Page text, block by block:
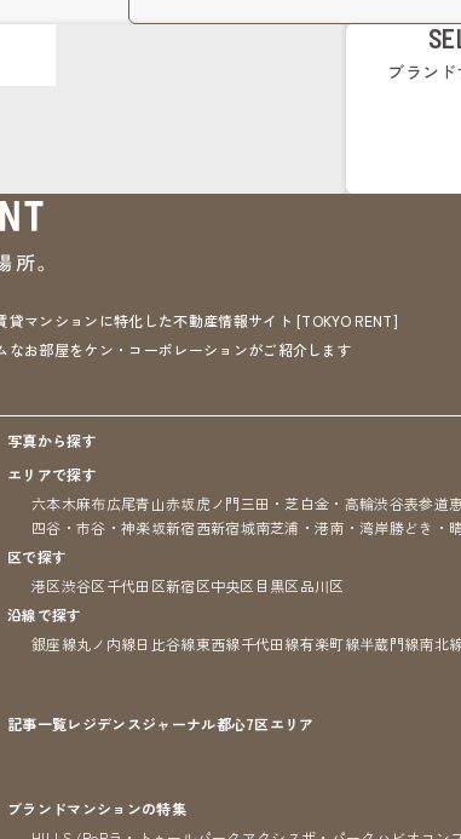
ブラン
マンションに特化した不動産情報サイト [TOKYO RENT]
なお部屋をケン・コーポレーションがご紹介します
写真から探す
エリアで探す
六本木麻布広尾青山赤坂虎ノ門三田・芝白金・高輪渋谷表参道
四谷・市谷・神楽坂新宿西新宿城南芝浦・港南・湾岸勝どき・
区で探す
港区渋谷区千代田区新宿区中央区 目黒区品川区
沿線で探す
銀座線丸ノ内線日比谷線東西線千代田線有楽町線半蔵門線南北
記事一覧レジデンスジャーナル都心7区エリア
ブランドマンションの特集